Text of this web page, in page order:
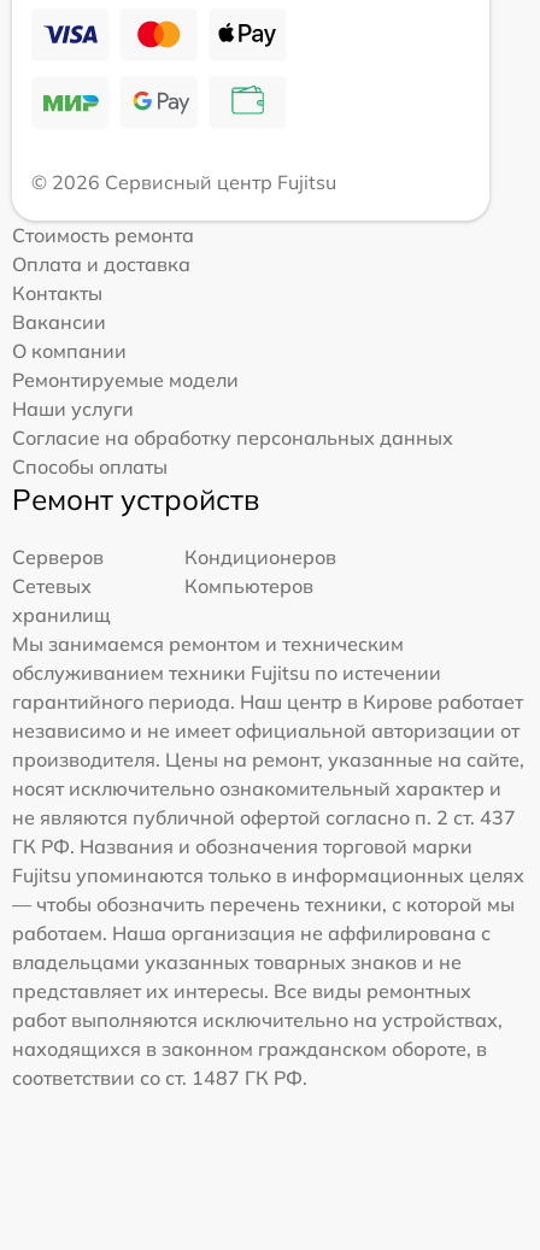
© 2026 Сервисный центр Fujitsu
Стоимость ремонта
Оплата и доставка
Контакты
Вакансии
О компании
Ремонтируемые модели
Наши услуги
Согласие на обработку персональных данных
Способы оплаты
Ремонт устройств
Серверов
Кондиционеров
Сетевых
хранилищ
Компьютеров
Мы занимаемся ремонтом и техническим
обслуживанием техники Fujitsu по истечении
гарантийного периода. Наш центр в Кирове работает
независимо и не имеет официальной авторизации от
производителя. Цены на ремонт, указанные на сайте,
носят исключительно ознакомительный характер и
не являются публичной офертой согласно п. 2 ст. 437
ГК РФ. Названия и обозначения торговой марки
Fujitsu упоминаются только в информационных целях
— чтобы обозначить перечень техники, с которой мы
работаем. Наша организация не аффилирована с
владельцами указанных товарных знаков и не
представляет их интересы. Все виды ремонтных
работ выполняются исключительно на устройствах,
находящихся в законном гражданском обороте, в
соответствии со ст. 1487 ГК РФ.